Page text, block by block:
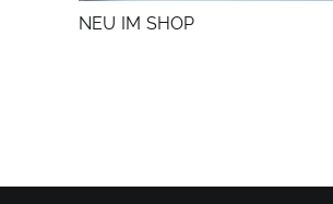
NEU IM SHOP